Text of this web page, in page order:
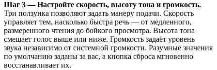
Шаг 3 — Настройте скорость, высоту тона и громкость.
Три ползунка позволяют задать манеру подачи. Скорость
управляет тем, насколько быстра речь — от медленного,
размеренного чтения до бойкого просмотра. Высота тона
смещает голос выше или ниже. Громкость задаёт уровень
звука независимо от системной громкости. Разумные значения
по умолчанию заданы за вас, а кнопка сброса мгновенно
восстанавливает их.